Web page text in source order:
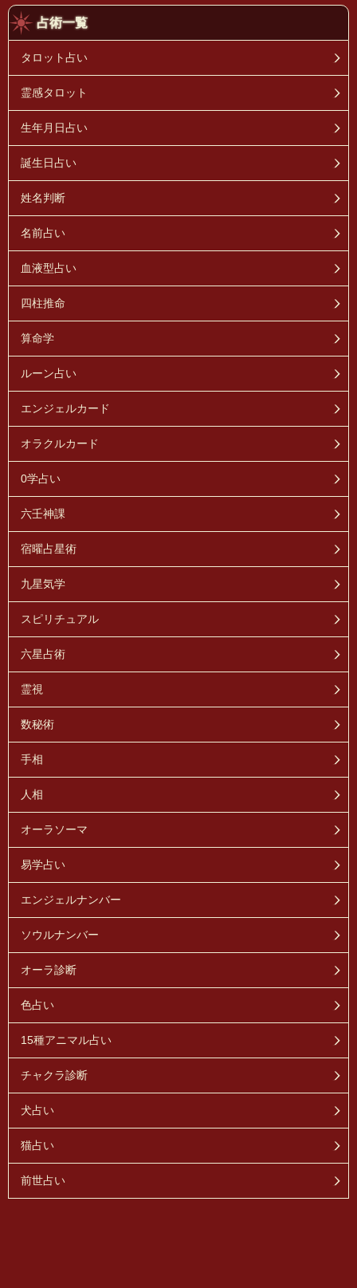
占術一覧
タロット占い
霊感タロット
生年月日占い
誕生日占い
姓名判断
名前占い
血液型占い
四柱推命
算命学
ルーン占い
エンジェルカード
オラクルカード
0学占い
六壬神課
宿曜占星術
九星気学
スピリチュアル
六星占術
霊視
数秘術
手相
人相
オーラソーマ
易学占い
エンジェルナンバー
ソウルナンバー
オーラ診断
色占い
15種アニマル占い
チャクラ診断
犬占い
猫占い
前世占い